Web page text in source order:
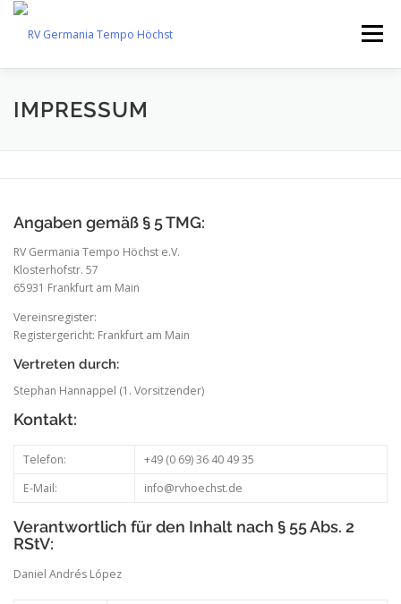
Zum
springen
Menü
ÜBER UNS TRAINING
IMPRESSUM
Angaben gemäß § 5 TMG:
RV Germania Tempo Höchst e.V.
Klosterhofstr. 57
65931 Frankfurt am Main
Vereinsregister:
Registergericht: Frankfurt am Main
Vertreten durch:
Stephan Hannappel (1. Vorsitzender)
Kontakt:
Telefon:
+49 (0 69) 36 40 49 35
E-Mail:
info@rvhoechst.de
Verantwortlich für den Inhalt nach § 55 Abs. 2
RStV:
Daniel Andrés López